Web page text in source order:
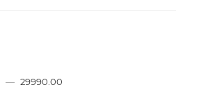
— 29990.00